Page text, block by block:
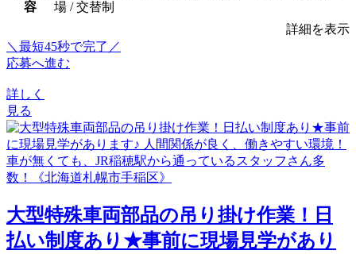
容
場 / 交替制
詳細を表示
＼最短45秒で完了／
応募へ進む
詳しく
見る
大型特殊車両部品の吊り掛け作業！日
払い制度あり★事前に現場見学があり